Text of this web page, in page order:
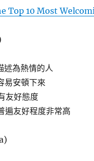
Top 10 Most
述為熱情的人
易安頓下來
友好態度
遍友好程度非常高